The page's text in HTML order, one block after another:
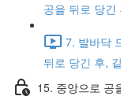
공을 뒤로 당
7. 발바닥
뒤로 당긴 후,
15. 중앙으로 공